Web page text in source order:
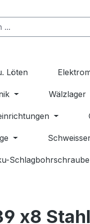
Löten
Wälzlager
x8